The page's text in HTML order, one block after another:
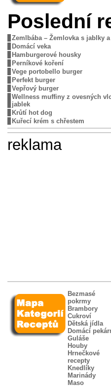
Poslední
Zemlbába – Žemlovka s jablky
Domácí veka
Hamburgerové housky
Perníkové koření
Vege portobello burger
Perfekt burger
Vepřový burger
Wellness muffiny z ovesných
jablek
Krůtí hot dog
Kuřecí krém s chřestem
reklama
Bezmasé
pokrmy
Brambory
Cukroví
Dětská jídla
Domácí
Guláše
Houby
Hrnečkové
recepty
Knedlíky
Marinády
Maso